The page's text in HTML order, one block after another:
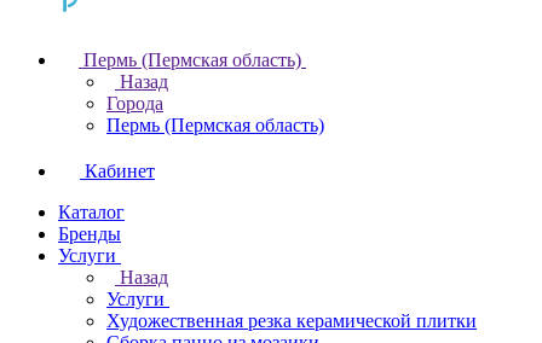
Пермь (Пермская область)
Назад
Города
Пермь (Пермская область)
Кабинет
Каталог
Бренды
Услуги
Назад
Услуги
Художественная резка керамической плитки